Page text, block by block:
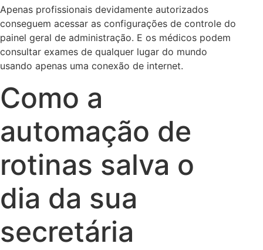
Apenas profissionais devidamente autorizados
conseguem acessar as configurações de controle do
painel geral de administração. E os médicos podem
consultar exames de qualquer lugar do mundo
usando apenas uma conexão de internet.
Como a
automação de
rotinas salva o
dia da sua
secretária